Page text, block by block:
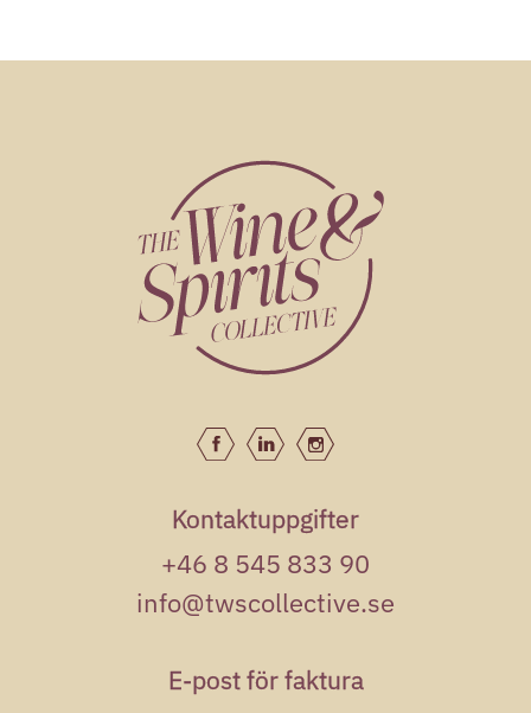
Kontaktuppgifter
+46 8 545 833 90
info@twscollective.se
E-post för faktura